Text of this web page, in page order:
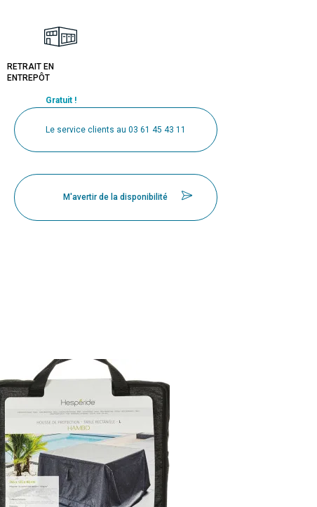
RETRAIT EN
ENTREPÔT
Gratuit !
Le service clients au 03 61 45 43 11
M'avertir de la disponibilité